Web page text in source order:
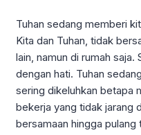
Tuhan sedang memberi
Kita dan Tuhan, tidak
lain, namun di rumah
dengan hati. Tuhan
sering dikeluhkan betapa
bekerja yang tidak jarang
bersamaan hingga